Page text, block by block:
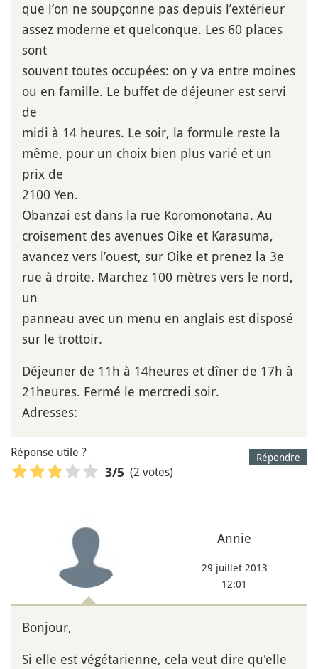
que l’on ne soupçonne pas depuis l’extérieur
assez moderne et quelconque. Les 60 places
sont
souvent toutes occupées: on y va entre moines
ou en famille. Le buffet de déjeuner est servi
de
midi à 14 heures. Le soir, la formule reste la
même, pour un choix bien plus varié et un
prix de
2100 Yen.
Obanzai est dans la rue Koromonotana. Au
croisement des avenues Oike et Karasuma,
avancez vers l’ouest, sur Oike et prenez la 3e
rue à droite. Marchez 100 mètres vers le nord,
un
panneau avec un menu en anglais est disposé
sur le trottoir.
Déjeuner de 11h à 14heures et dîner de 17h à
21heures. Fermé le mercredi soir.
Adresses:
Répondre
Réponse utile ?
3/5 (2 votes)
Annie
29 juillet 2013
12:01
Bonjour,
Si elle est végétarienne, cela veut dire qu'elle